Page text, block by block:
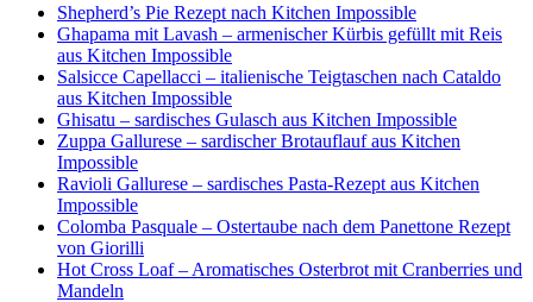
Shepherd’s Pie Rezept nach Kitchen Impossible
Ghapama mit Lavash – armenischer Kürbis gefüllt mit Reis
aus Kitchen Impossible
Salsicce Capellacci – italienische Teigtaschen nach Cataldo
aus Kitchen Impossible
Ghisatu – sardisches Gulasch aus Kitchen Impossible
Zuppa Gallurese – sardischer Brotauflauf aus Kitchen
Impossible
Ravioli Gallurese – sardisches Pasta-Rezept aus Kitchen
Impossible
Colomba Pasquale – Ostertaube nach dem Panettone Rezept
von Giorilli
Hot Cross Loaf – Aromatisches Osterbrot mit Cranberries und
Mandeln